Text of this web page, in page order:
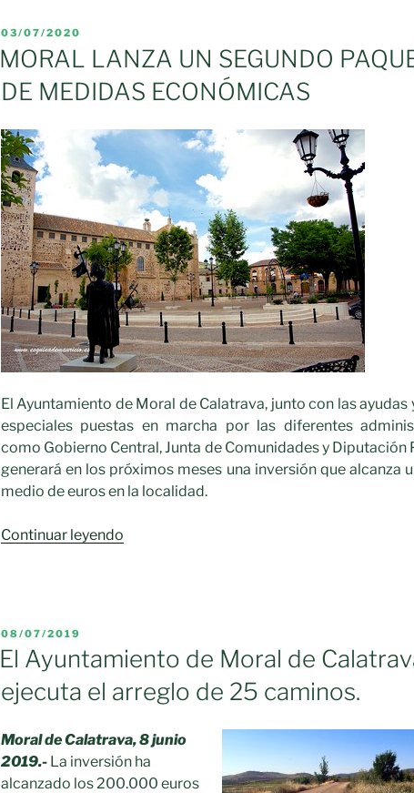
de
la
de
drones
solares
Skydweller»
PUBLICADO
EL
03/07/2020
MORAL LANZA UN SEGUNDO
DE MEDIDAS ECONÓMICAS
El Ayuntamiento de Moral de Calatrava, junto con las ayudas
especiales puestas en marcha por las diferentes
como Gobierno Central, Junta de Comunidades y Diputación
generará en los próximos meses una inversión que alcanza
medio de euros en la localidad.
Continuar leyendo
MEDIDAS
ECONÓMICAS»
PUBLICADO
EL
08/07/2019
El Ayuntamiento de Moral de
ejecuta el arreglo de 25 caminos.
Moral de Calatrava, 8 junio
2019.- La inversión ha
alcanzado los 200.000 euros